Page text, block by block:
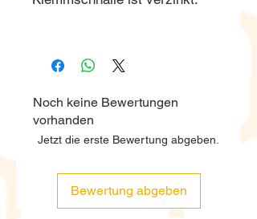
Noch keine Bewertungen
vorhanden
Jetzt die erste Bewertung abgeben.
Bewertung abgeben